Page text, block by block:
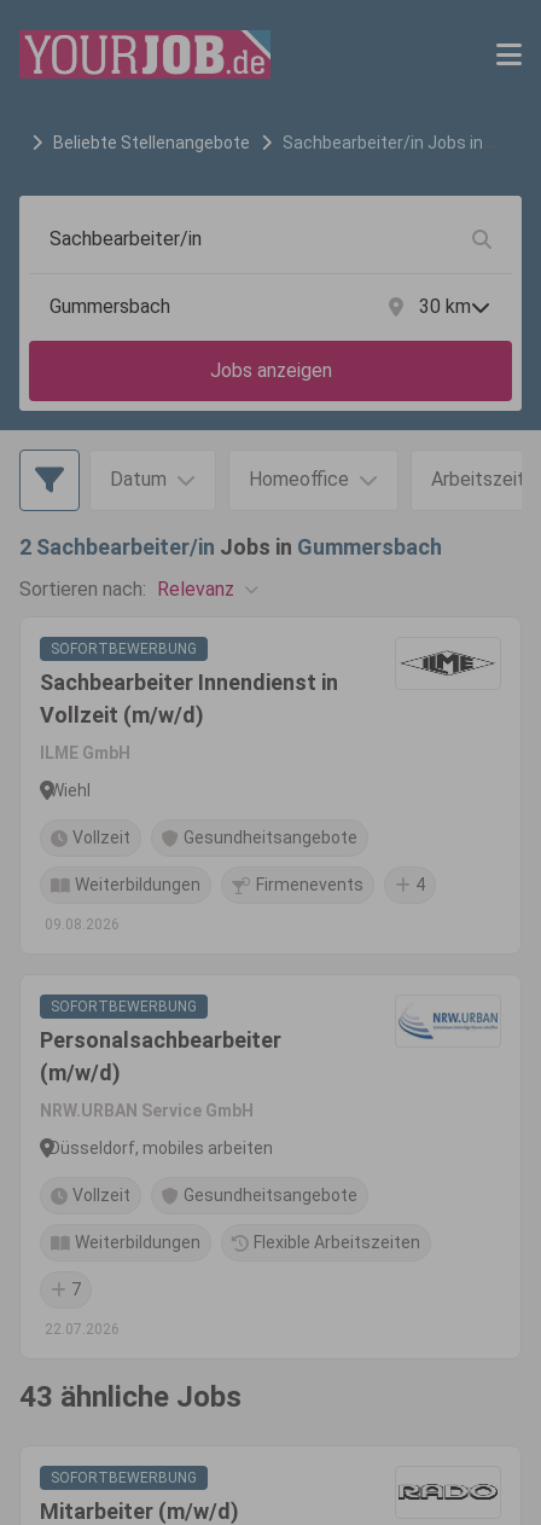
Beliebte Stellenangebote Sachbearbeiter/in Jobs in
30 km
Jobs anzeigen
Datum Homeoffice Arbeitszeit
2 Sachbearbeiter/in Jobs in Gummersbach
Sortieren nach: Relevanz
SOFORTBEWERBUNG
Sachbearbeiter Innendienst in
Vollzeit (m/w/d)
ILME GmbH
Wiehl
Vollzeit Gesundheitsangebote
Weiterbildungen Firmenevents 4
09.08.2026
SOFORTBEWERBUNG
Personalsachbearbeiter
(m/w/d)
NRW.URBAN Service GmbH
Düsseldorf, mobiles arbeiten
Vollzeit Gesundheitsangebote
Weiterbildungen Flexible Arbeitszeiten
7
22.07.2026
43 ähnliche Jobs
SOFORTBEWERBUNG
Mitarbeiter (m/w/d)